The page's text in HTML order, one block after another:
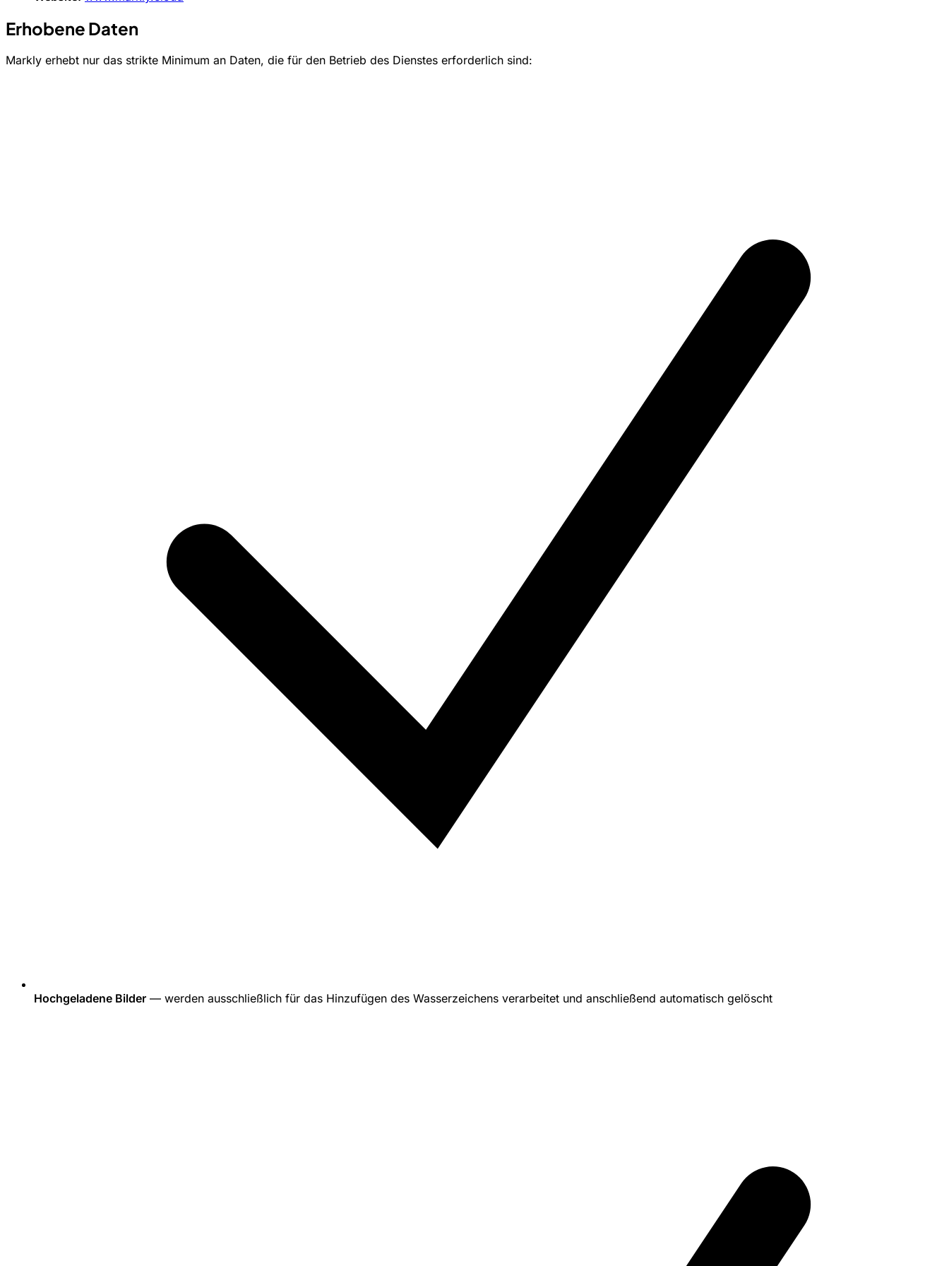
Erhobene Daten
Markly erhebt nur das strikte Minimum an Daten, die für den Betrieb des Dienstes erforderlich sind:
Hochgeladene Bilder — werden ausschließlich für das Hinzufügen des Wasserzeichens verarbeitet und anschließend automatisch gelöscht